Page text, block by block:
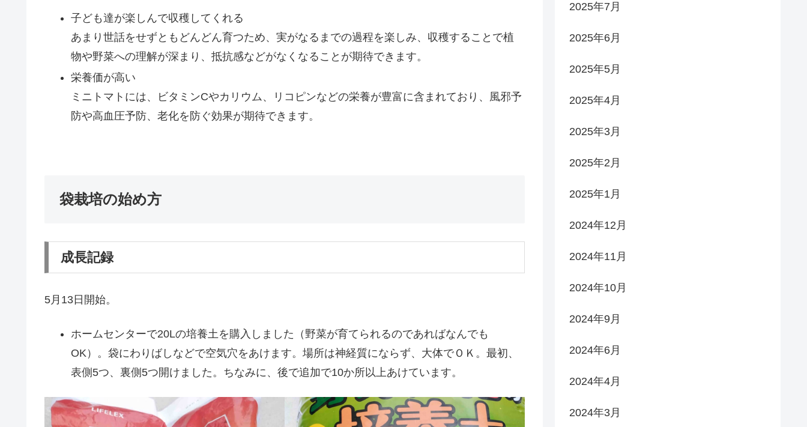
子ども達が楽しんで収穫してくれる
あまり世話をせずともどんどん育つため、実がなるまでの過程を楽しみ、収穫することで植
物や野菜への理解が深まり、抵抗感などがなくなることが期待できます。
栄養価が高い
ミニトマトには、ビタミンCやカリウム、リコピンなどの栄養が豊富に含まれており、風邪予
防や高血圧予防、老化を防ぐ効果が期待できます。
袋栽培の始め方
成長記録
5月13日開始。
ホームセンターで20Lの培養土を購入しました（野菜が育てられるのであればなんでも
OK）。袋にわりばしなどで空気穴をあけます。場所は神経質にならず、大体でＯＫ。最初、
表側5つ、裏側5つ開けました。ちなみに、後で追加で10か所以上あけています。
2025年7月
2025年6月
2025年5月
2025年4月
2025年3月
2025年2月
2025年1月
2024年12月
2024年11月
2024年10月
2024年9月
2024年6月
2024年4月
2024年3月